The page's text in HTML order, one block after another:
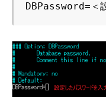
DBPassword=＜